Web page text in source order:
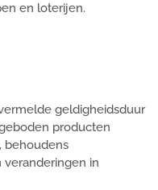
en loterijen.
geldigheidsduur
producten
behoudens
veranderingen in